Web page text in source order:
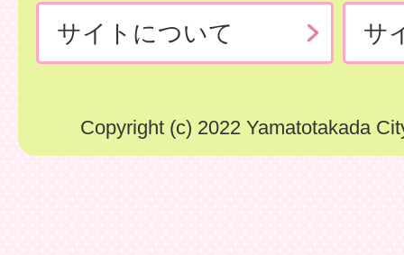
サイトについて サ
Copyright (c) 2022 Yamatotakada